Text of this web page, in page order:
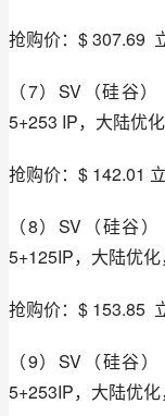
抢购价：$ 307.69
（7）SV（硅谷
5+253 IP，大陆优
抢购价：$ 142.01
（8）SV（硅谷
5+125IP，大陆优化
抢购价：$ 153.85
（9）SV（硅谷
5+253IP，大陆优化